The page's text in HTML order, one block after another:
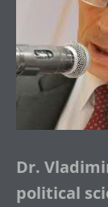
Dr.
political